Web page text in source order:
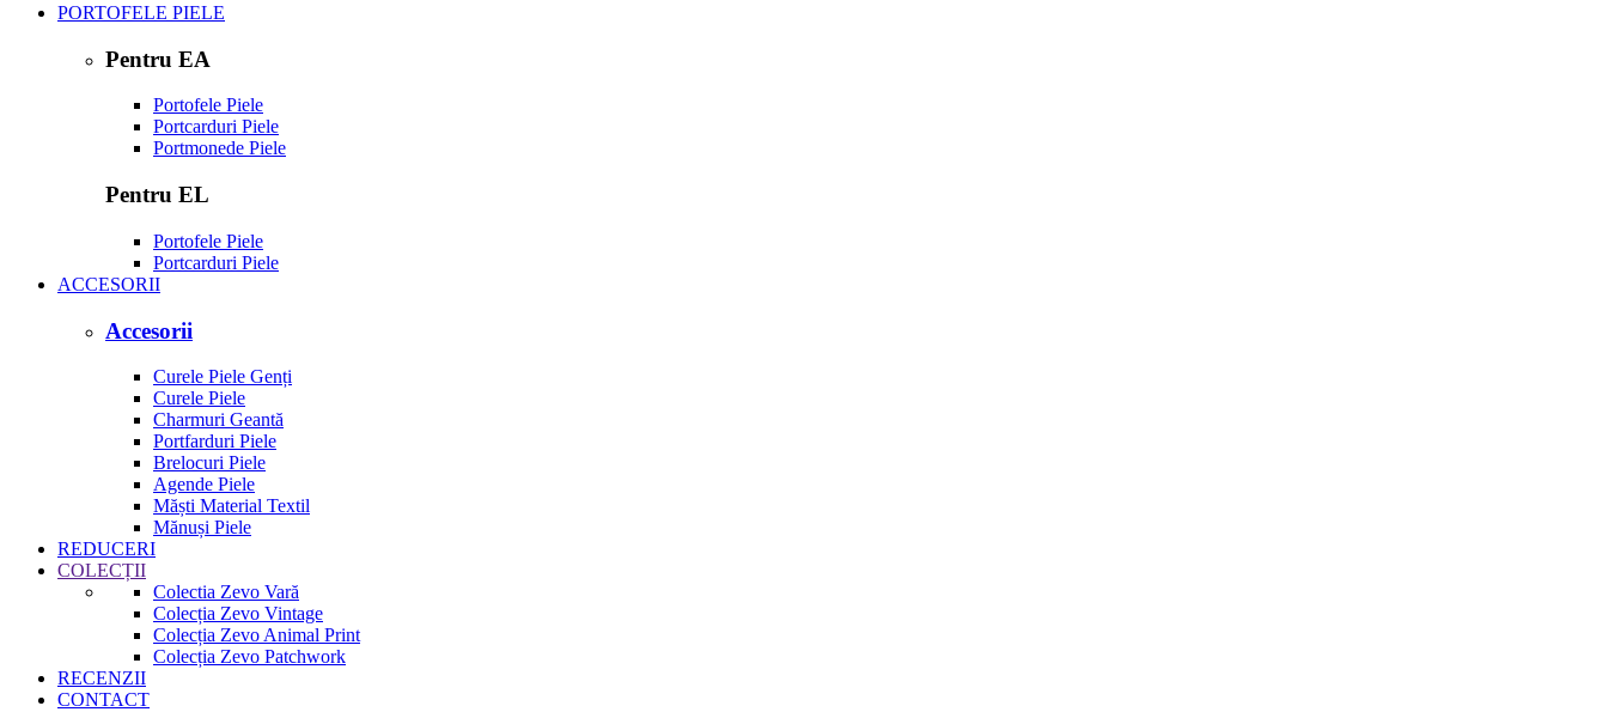
PORTOFELE PIELE
Pentru EA
Portofele Piele
Portcarduri Piele
Portmonede Piele
Pentru EL
Portofele Piele
Portcarduri Piele
ACCESORII
Accesorii
Curele Piele Genți
Curele Piele
Charmuri Geantă
Portfarduri Piele
Brelocuri Piele
Agende Piele
Măști Material Textil
Mănuși Piele
REDUCERI
COLECȚII
Colectia Zevo Vară
Colecția Zevo Vintage
Colecția Zevo Animal Print
Colecția Zevo Patchwork
RECENZII
CONTACT